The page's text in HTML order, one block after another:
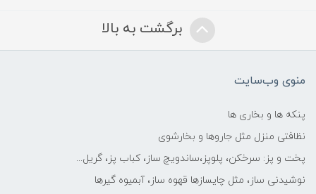
برگشت به بالا
منوی وب‌سایت
پنکه ها و بخاری ها
نظافتی منزل مثل جاروها و بخارشوی
پخت و پز: سرخکن، پلوپز،ساندویچ ساز، کباب پز، گریل...
نوشیدنی ساز، مثل چایسازها قهوه ساز، آبمیوه گیرها